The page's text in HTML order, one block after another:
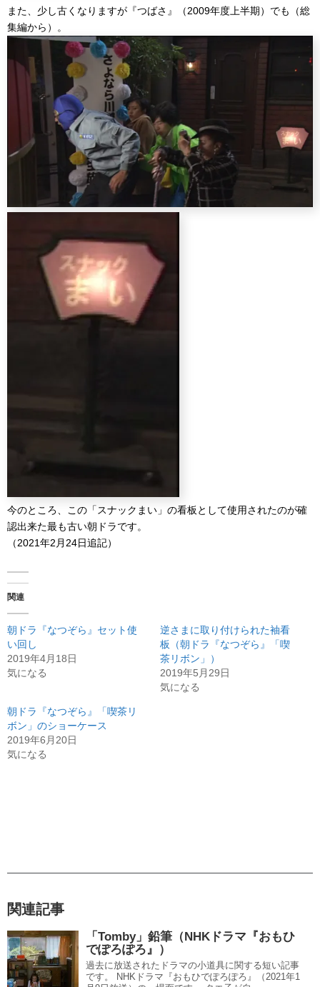
また、少し古くなりますが『つばさ』（2009年度上半期）でも（総
集編から）。
今のところ、この「スナックまい」の看板として使用されたのが確
認出来た最も古い朝ドラです。
（2021年2月24日追記）
関連
朝ドラ『なつぞら』セット使
い回し
2019年4月18日
気になる
逆さまに取り付けられた袖看
板（朝ドラ『なつぞら』「喫
茶リボン」）
2019年5月29日
気になる
朝ドラ『なつぞら』「喫茶リ
ボン」のショーケース
2019年6月20日
気になる
関連記事
「Tomby」鉛筆（NHKドラマ『おもひ
でぽろぽろ』）
過去に放送されたドラマの小道具に関する短い記事
です。 NHKドラマ『おもひでぽろぽろ』（2021年1